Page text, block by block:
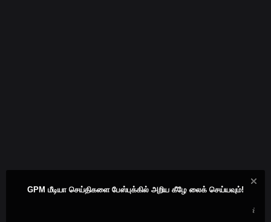
GPM மீடியா செய்திகளை பேஸ்புக்கில் அறிய கீழே லைக் செய்யவும்!